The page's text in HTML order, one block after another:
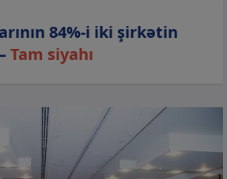
84%-i iki şirkətin
Tam siyahı